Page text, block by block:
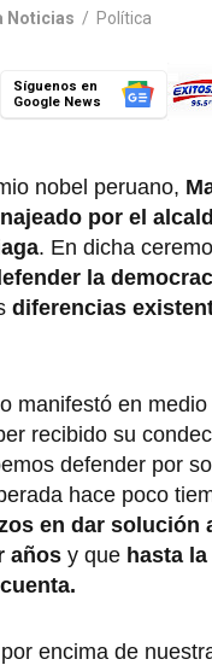
Noticias / Política
Síguenos en
Google News
nobel peruano,
por el
. En dicha
la
diferencias
manifestó en medio
recibido su
defender por
hace poco
en dar solución
años y que hasta
encima de